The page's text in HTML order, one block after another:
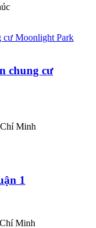
chung cư
Minh
1
Minh